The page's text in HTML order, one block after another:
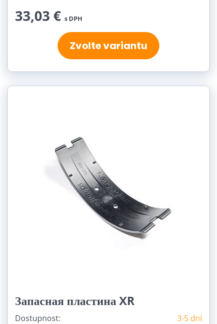
33,03 € s DPH
Zvolte variantu
Запасная пластина XR
Dostupnost: 3-5 dní